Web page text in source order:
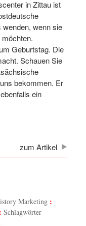
in Zittau ist
wenn sie
Geburtstag. Die
Schauen Sie
bekommen. Er
ein
zum Artikel
Marketing
Schlagwörter